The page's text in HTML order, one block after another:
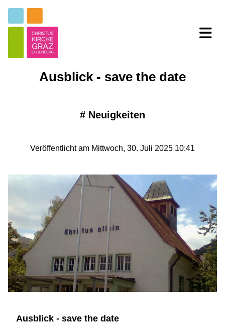
Ausblick - save the date
# Neuigkeiten
Veröffentlicht am Mittwoch, 30. Juli 2025 10:41
Ausblick - save the date